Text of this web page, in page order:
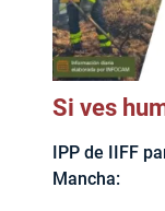
Si ves
IPP de IIFF
Mancha: